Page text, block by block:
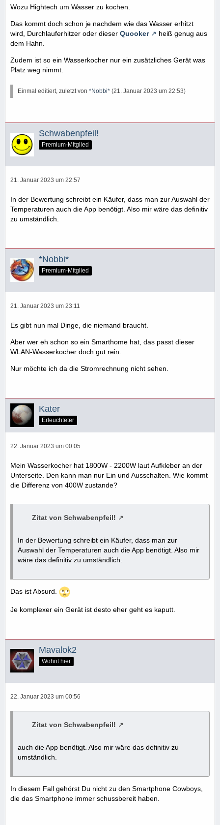
Wozu Hightech um Wasser zu kochen.
Das kommt doch schon je nachdem wie das Wasser erhitzt
wird, Durchlauferhitzer oder dieser Quooker
heiß genug aus
dem Hahn.
Zudem ist so ein Wasserkocher nur ein zusätzliches Gerät was
Platz weg nimmt.
Einmal editiert, zuletzt von *Nobbi* (21. Januar 2023 um 22:53)
Schwabenpfeil!
Premium-Mitglied
21. Januar 2023 um 22:57
In der Bewertung schreibt ein Käufer, dass man zur Auswahl der
Temperaturen auch die App benötigt. Also mir wäre das definitiv
zu umständlich.
*Nobbi*
Premium-Mitglied
21. Januar 2023 um 23:11
Es gibt nun mal Dinge, die niemand braucht.
Aber wer eh schon so ein Smarthome hat, das passt dieser
WLAN-Wasserkocher doch gut rein.
Nur möchte ich da die Stromrechnung nicht sehen.
Kater
Erleuchteter
22. Januar 2023 um 00:05
Mein Wasserkocher hat 1800W - 2200W laut Aufkleber an der
Unterseite. Den kann man nur Ein und Ausschalten. Wie kommt
die Differenz von 400W zustande?
Zitat von Schwabenpfeil!
In der Bewertung schreibt ein Käufer, dass man zur
Auswahl der Temperaturen auch die App benötigt. Also mir
wäre das definitiv zu umständlich.
Das ist Absurd.
Je komplexer ein Gerät ist desto eher geht es kaputt.
Mavalok2
Wohnt hier
22. Januar 2023 um 00:56
Zitat von Schwabenpfeil!
auch die App benötigt. Also mir wäre das definitiv zu
umständlich.
In diesem Fall gehörst Du nicht zu den Smartphone Cowboys,
die das Smartphone immer schussbereit haben.